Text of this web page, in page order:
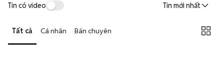
Tin có video Tin mới nhất
Tất cả Cá nhân Bán chuyên